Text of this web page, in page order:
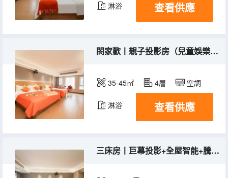
淋浴 查看供應
閤家歡丨親子投影房（兒童娛樂室+騰訊VIP+全屋智能）
35-45㎡ 4層 空調
淋浴 查看供應
三床房丨巨幕投影+全屋智能+騰訊VIP+定製床墊